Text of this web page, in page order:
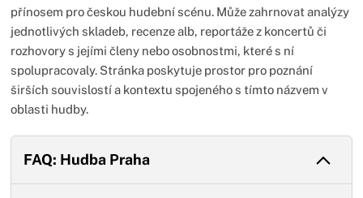
přínosem pro českou hudební scénu. Může zahrnovat analýzy
jednotlivých skladeb, recenze alb, reportáže z koncertů či
rozhovory s jejími členy nebo osobnostmi, které s ní
spolupracovaly. Stránka poskytuje prostor pro poznání
širších souvislostí a kontextu spojeného s tímto názvem v
oblasti hudby.
FAQ: Hudba Praha